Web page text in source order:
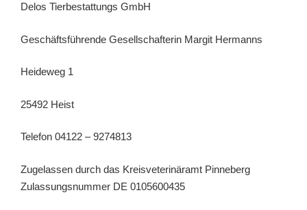
Delos Tierbestattungs GmbH
Geschäftsführende Gesellschafterin Margit Hermanns
Heideweg 1
25492 Heist
Telefon 04122 – 9274813
Zugelassen durch das Kreisveterinäramt Pinneberg
Zulassungsnummer DE 0105600435